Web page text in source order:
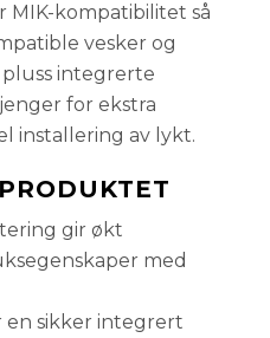
MIK-kompatibilitet så
vesker og
integrerte
for ekstra
installering av lykt.
gir økt
med
en sikker integrert